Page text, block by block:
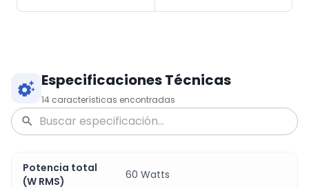
Especificaciones Técnicas
14 características encontradas
Potencia total
(W RMS)
60 Watts